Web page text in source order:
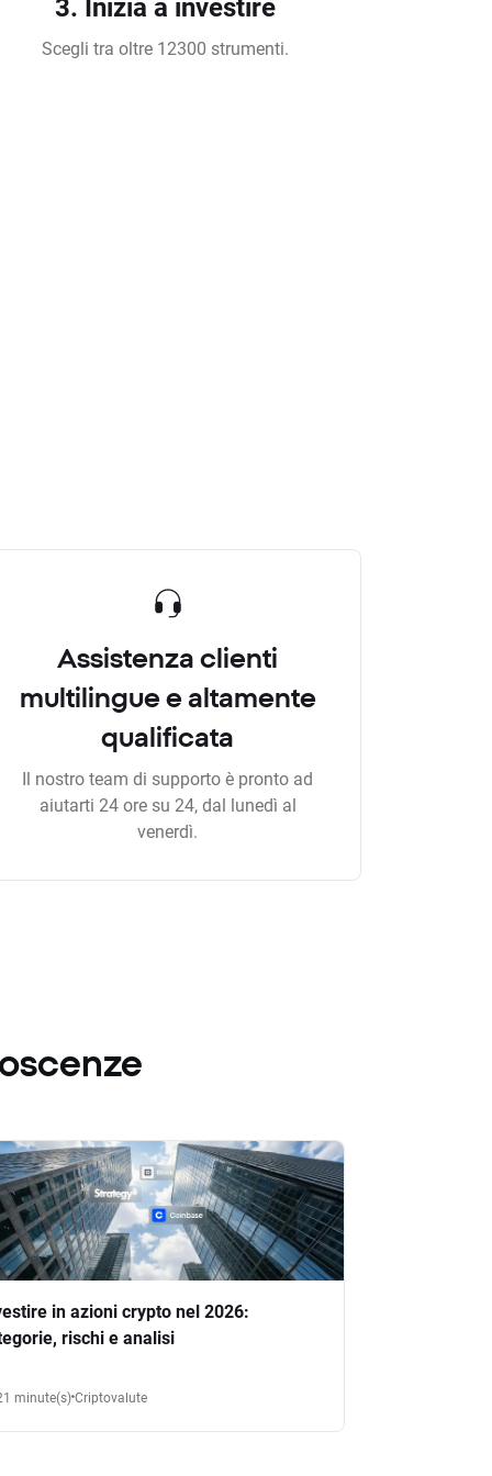
Scegli tra oltre 12300 strumenti.
Assistenza clienti
multilingue e altamente
qualificata
Il nostro team di supporto è pronto ad
aiutarti 24 ore su 24, dal lunedì al
venerdì.
in azioni crypto nel 2026:
rischi e analisi
minute(s) Criptovalute